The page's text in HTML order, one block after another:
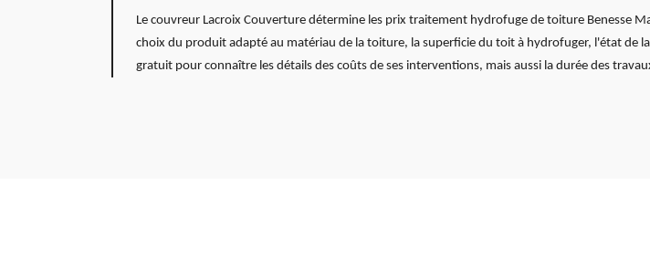
Le couvreur Lacroix Couverture détermine les prix traitement hydrofuge de toiture Benesse
choix du produit adapté au matériau de la toiture, la superficie du toit à hydrofuger, l'état de
gratuit pour connaître les détails des coûts de ses interventions, mais aussi la durée des